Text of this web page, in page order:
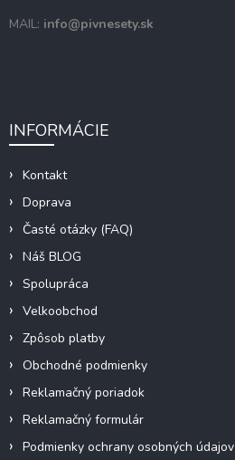
MAIL: info@pivnesety.sk
INFORMÁCIE
Kontakt
Doprava
Časté otázky (FAQ)
Náš BLOG
Spolupráca
Velkoobchod
Zpôsob platby
Obchodné podmienky
Reklamačný poriadok
Reklamačný formulár
Podmienky ochrany osobných údajov